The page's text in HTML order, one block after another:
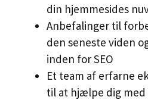
din hjemmesides
Anbefalinger til
den seneste viden
inden for SEO
Et team af erfarne
til at hjælpe dig